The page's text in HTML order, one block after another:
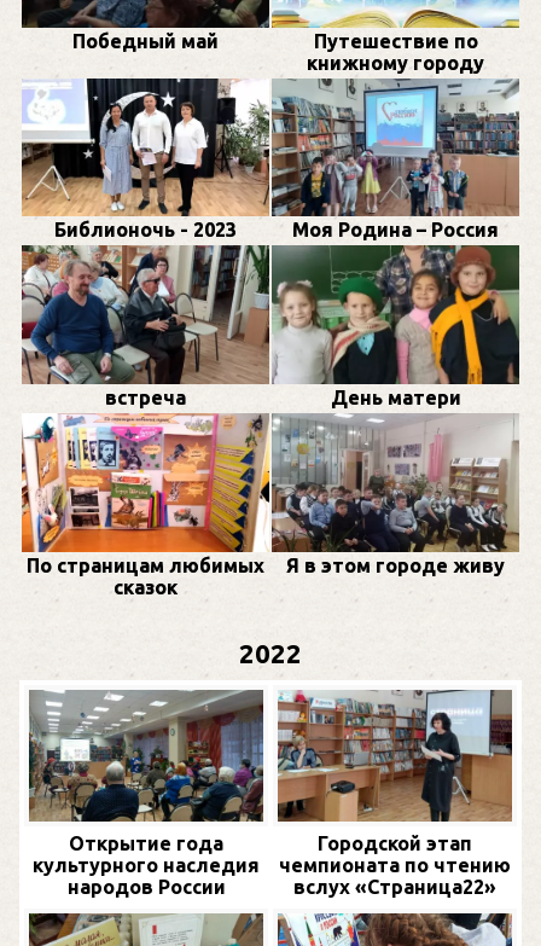
Победный май
Путешествие по
книжному городу
Библионочь - 2023 Моя Родина – Россия
встреча День матери
По страницам любимых
сказок
Я в этом городе живу
2022
Открытие года
культурного наследия
народов России
Городской этап
чемпионата по чтению
вслух «Страница22»